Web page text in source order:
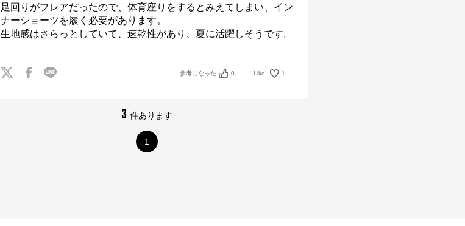
足回りがフレアだったので、体育座りをするとみえてしまい、イン
ナーショーツを履く必要があります。
生地感はさらっとしていて、速乾性があり、夏に活躍しそうです。
参考になった 0 Like! 1
3 件あります
1